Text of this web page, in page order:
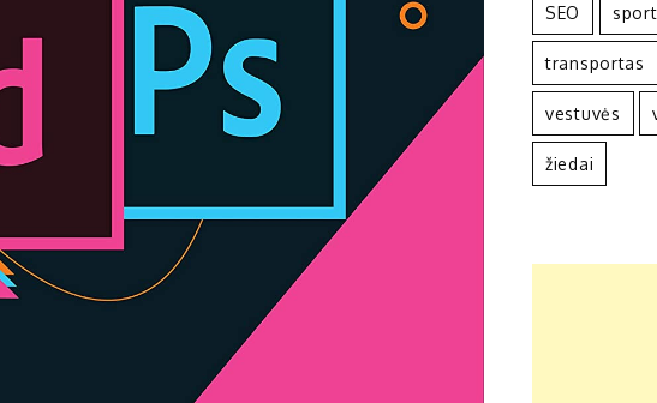
SEO
transportas
vestuvės
žiedai